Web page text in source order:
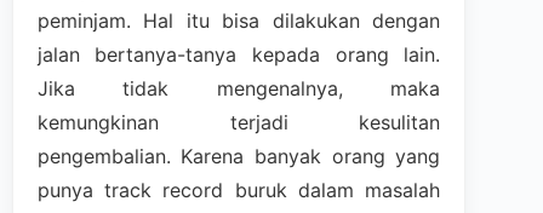
peminjam. Hal itu bisa dilakukan dengan
jalan bertanya-tanya kepada orang lain.
Jika tidak mengenalnya, maka
kemungkinan terjadi kesulitan
pengembalian. Karena banyak orang yang
punya track record buruk dalam masalah